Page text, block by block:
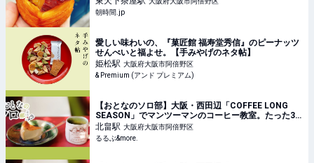
朝時間.jp
愛しい味わいの、『菓匠館 福寿堂秀信』のピーナッツ
せんべいと福よせ。【手みやげのネタ帖】
姫松駅 大阪府大阪市阿倍野区
& Premium (アンド プレミアム)
【おとなのソロ部】大阪・西田辺「COFFEE LONG
SEASON」でマンツーマンのコーヒー教室。たった30
分で普段のコーヒーが劇的においしくなる秘訣って？
｜るるぶ&more.
北畠駅 大阪府大阪市阿倍野区
るるぶ&more.